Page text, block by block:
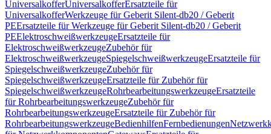
UniversalkofferUniversalkofferErsatzteile für
UniversalkofferWerkzeuge für Geberit Silent-db20 / Geberit
PEErsatzteile für Werkzeuge für Geberit Silent-db20 / Geberit
PEElektroschweißwerkzeugeErsatzteile für
ElektroschweißwerkzeugeZubehör für
ElektroschweißwerkzeugeSpiegelschweißwerkzeugeErsatzteile für
SpiegelschweißwerkzeugeZubehör für
SpiegelschweißwerkzeugeErsatzteile für Zubehör für
SpiegelschweißwerkzeugeRohrbearbeitungswerkzeugeErsatzteile
für RohrbearbeitungswerkzeugeZubehör für
RohrbearbeitungswerkzeugeErsatzteile für Zubehör für
RohrbearbeitungswerkzeugeBedienhilfenFernbedienungen